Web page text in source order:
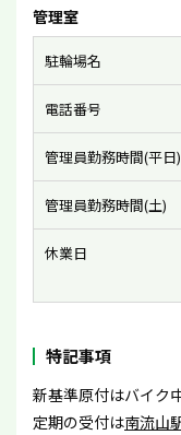
管理室
駐輪場名
電話番号
管理員勤務時間(平日)
管理員勤務時間(土)
休業日
特記事項
新基準原付はバイク
定期の受付は南流山